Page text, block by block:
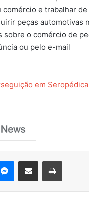
e trabalhar de
peças automotivas
o comércio de
ou pelo e-mail
em Seropédica